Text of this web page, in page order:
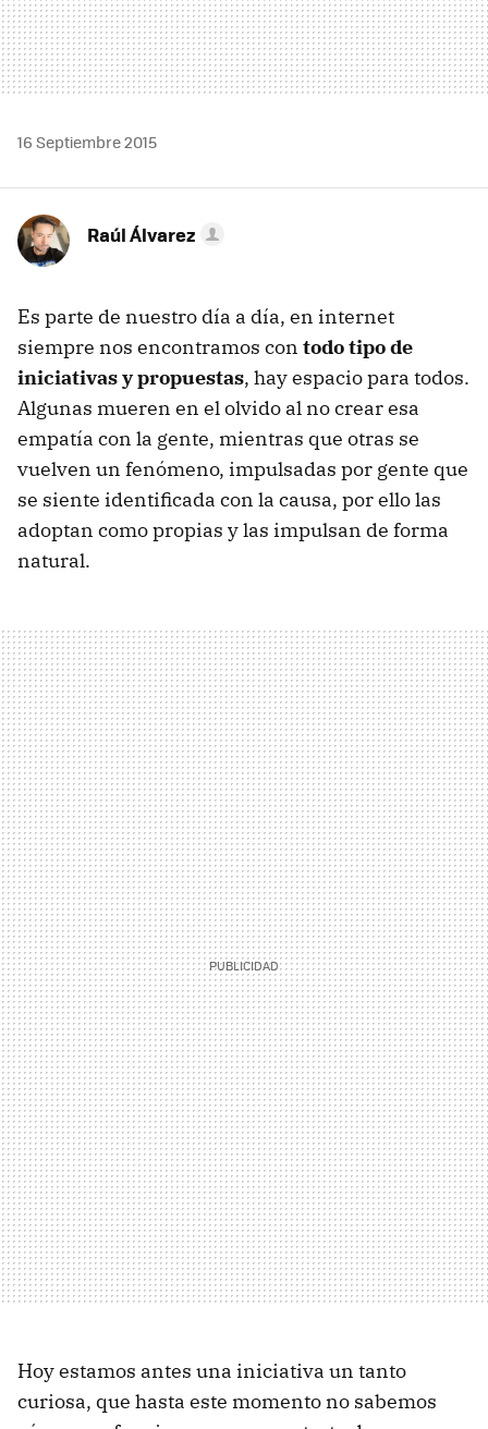
16 Septiembre 2015
Raúl Álvarez
Es parte de nuestro día a día, en internet
siempre nos encontramos con todo tipo de
iniciativas y propuestas, hay espacio para todos.
Algunas mueren en el olvido al no crear esa
empatía con la gente, mientras que otras se
vuelven un fenómeno, impulsadas por gente que
se siente identificada con la causa, por ello las
adoptan como propias y las impulsan de forma
natural.
Hoy estamos antes una iniciativa un tanto
curiosa, que hasta este momento no sabemos